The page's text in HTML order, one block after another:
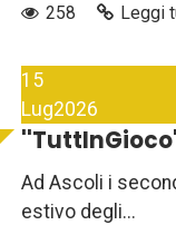
258
Leggi
15
Lug2026
Ad Ascoli i
estivo degli...